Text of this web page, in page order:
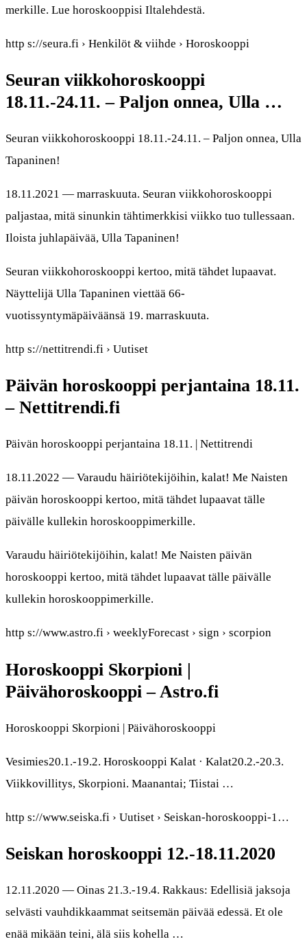
merkille. Lue horoskooppisi Iltalehdestä.
http s://seura.fi › Henkilöt & viihde › Horoskooppi
Seuran viikkohoroskooppi
18.11.-24.11. – Paljon onnea, Ulla …
Seuran viikkohoroskooppi 18.11.-24.11. – Paljon onnea, Ulla
Tapaninen!
18.11.2021 — marraskuuta. Seuran viikkohoroskooppi
paljastaa, mitä sinunkin tähtimerkkisi viikko tuo tullessaan.
Iloista juhlapäivää, Ulla Tapaninen!
Seuran viikkohoroskooppi kertoo, mitä tähdet lupaavat.
Näyttelijä Ulla Tapaninen viettää 66-
vuotissyntymäpäiväänsä 19. marraskuuta.
http s://nettitrendi.fi › Uutiset
Päivän horoskooppi perjantaina 18.11.
– Nettitrendi.fi
Päivän horoskooppi perjantaina 18.11. | Nettitrendi
18.11.2022 — Varaudu häiriötekijöihin, kalat! Me Naisten
päivän horoskooppi kertoo, mitä tähdet lupaavat tälle
päivälle kullekin horoskooppimerkille.
Varaudu häiriötekijöihin, kalat! Me Naisten päivän
horoskooppi kertoo, mitä tähdet lupaavat tälle päivälle
kullekin horoskooppimerkille.
http s://www.astro.fi › weeklyForecast › sign › scorpion
Horoskooppi Skorpioni |
Päivähoroskooppi – Astro.fi
Horoskooppi Skorpioni | Päivähoroskooppi
Vesimies20.1.-19.2. Horoskooppi Kalat · Kalat20.2.-20.3.
Viikkovillitys, Skorpioni. Maanantai; Tiistai …
http s://www.seiska.fi › Uutiset › Seiskan-horoskooppi-1…
Seiskan horoskooppi 12.-18.11.2020
12.11.2020 — Oinas 21.3.-19.4. Rakkaus: Edellisiä jaksoja
selvästi vauhdikkaammat seitsemän päivää edessä. Et ole
enää mikään teini, älä siis kohella …